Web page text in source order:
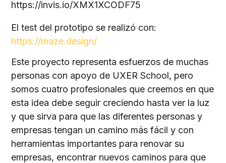
https://invis.io/XMX1XCODF75
El test del prototipo se realizó con:
https://maze.design/
Este proyecto representa esfuerzos de muchas
personas con apoyo de UXER School, pero
somos cuatro profesionales que creemos en que
esta idea debe seguir creciendo hasta ver la luz
y que sirva para que las diferentes personas y
empresas tengan un camino más fácil y con
herramientas importantes para renovar su
empresas, encontrar nuevos caminos para que